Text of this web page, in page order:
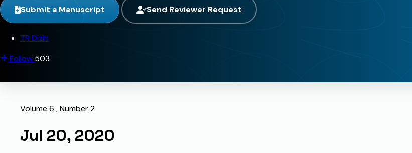
Submit a Manuscript Send Reviewer Request
TR Dizin
Follow 503
Volume 6 , Number 2
Jul 20, 2020